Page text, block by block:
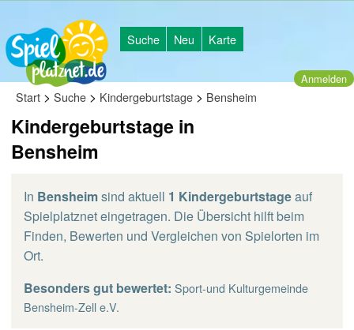
Suche Neu Karte
Anmelden
Start > Suche > Kindergeburtstage > Bensheim
Kindergeburtstage in
Bensheim
In Bensheimsind aktuell 1 Kindergeburtstageauf
Spielplatznet eingetragen. Die Übersicht hilft beim
Finden, Bewerten und Vergleichen von Spielorten im
Ort.
Besonders gut bewertet: Sport-und Kulturgemeinde
Bensheim-Zell e.V.